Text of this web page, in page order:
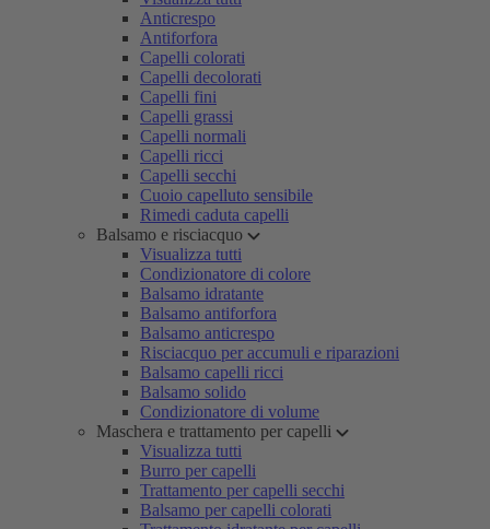
Anticrespo
Antiforfora
Capelli colorati
Capelli decolorati
Capelli fini
Capelli grassi
Capelli normali
Capelli ricci
Capelli secchi
Cuoio capelluto sensibile
Rimedi caduta capelli
Balsamo e risciacquo
Visualizza tutti
Condizionatore di colore
Balsamo idratante
Balsamo antiforfora
Balsamo anticrespo
Risciacquo per accumuli e riparazioni
Balsamo capelli ricci
Balsamo solido
Condizionatore di volume
Maschera e trattamento per capelli
Visualizza tutti
Burro per capelli
Trattamento per capelli secchi
Balsamo per capelli colorati